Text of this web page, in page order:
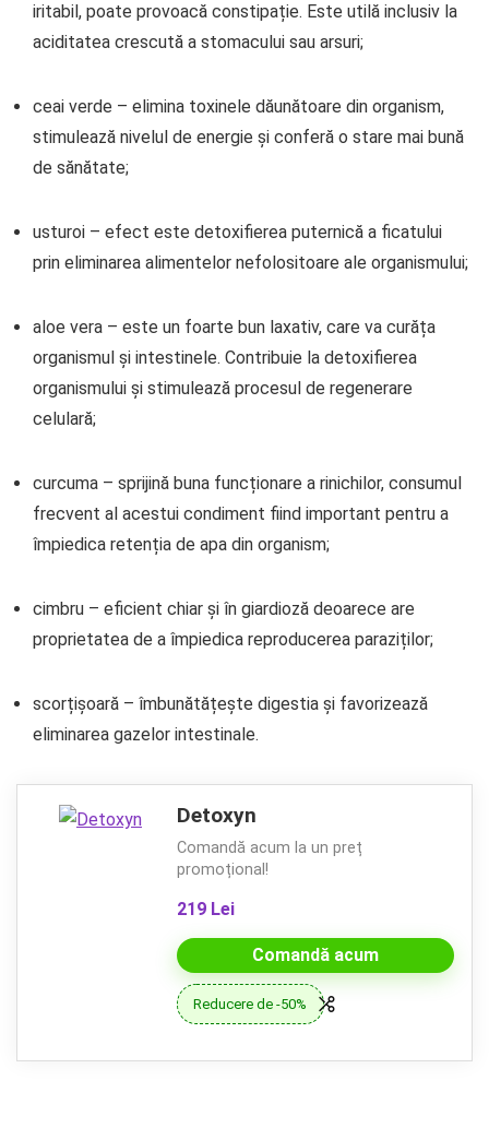
iritabil, poate provoacă constipație. Este utilă inclusiv la
aciditatea crescută a stomacului sau arsuri;
ceai verde – elimina toxinele dăunătoare din organism,
stimulează nivelul de energie și conferă o stare mai bună
de sănătate;
usturoi – efect este detoxifierea puternică a ficatului
prin eliminarea alimentelor nefolositoare ale organismului;
aloe vera – este un foarte bun laxativ, care va curăța
organismul și intestinele. Contribuie la detoxifierea
organismului și stimulează procesul de regenerare
celulară;
curcuma – sprijină buna funcționare a rinichilor, consumul
frecvent al acestui condiment fiind important pentru a
împiedica retenția de apa din organism;
cimbru – eficient chiar și în giardioză deoarece are
proprietatea de a împiedica reproducerea paraziților;
scorțișoară – îmbunătățește digestia și favorizează
eliminarea gazelor intestinale.
Detoxyn
Comandă acum la un preț
promoțional!
219 Lei
Comandă acum
Reducere de -50%